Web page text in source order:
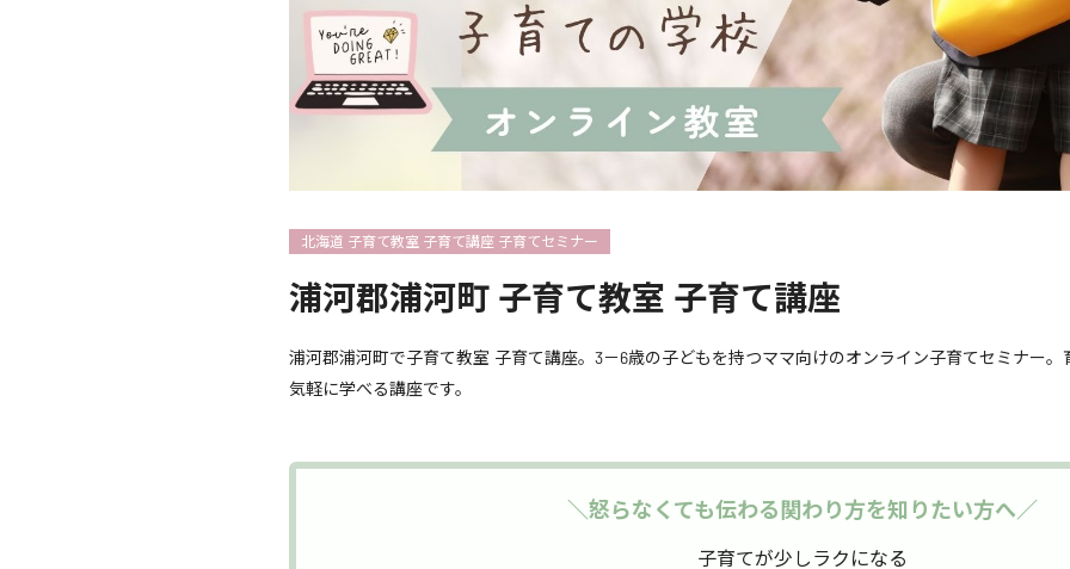
浦河郡浦河町 子育て教室 子育て講座
浦河郡浦河町で子育て教室 子育て講座。3－6歳の子どもを持つママ向けのオンライン子育てセミナー
気軽に学べる講座です。
北海道 子育て教室 子育て講座 子育てセミナー
＼怒らなくても伝わる関わり方を知りたい方へ／
子育てが少しラクになる